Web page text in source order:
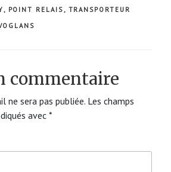
, POINT RELAIS , TRANSPORTEUR
commentaire
ne sera pas publiée. Les champs
avec *